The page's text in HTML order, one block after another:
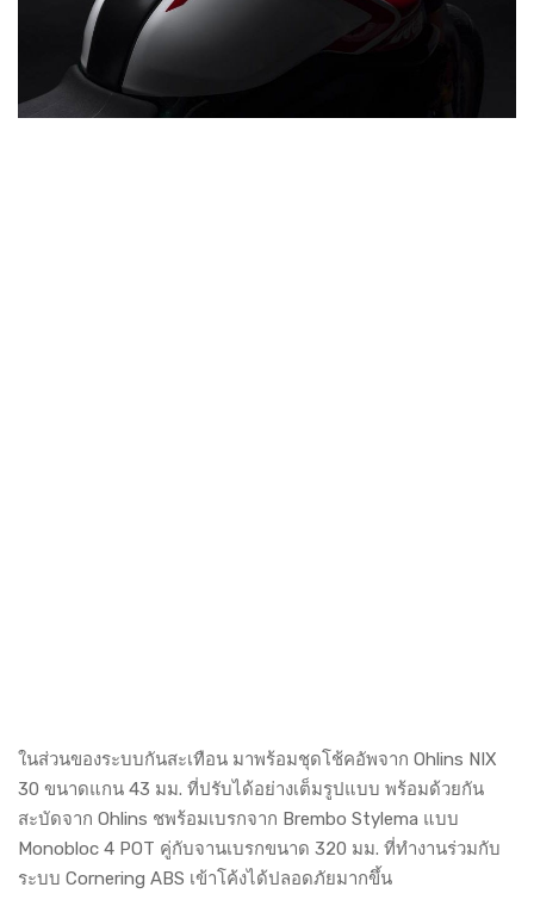
ในส่วนของระบบกันสะเทือน มาพร้อมชุดโช้คอัพจาก Ohlins NIX
30 ขนาดแกน 43 มม. ที่ปรับได้อย่างเต็มรูปแบบ พร้อมด้วยกัน
สะบัดจาก Ohlins ชพร้อมเบรกจาก Brembo Stylema แบบ
Monobloc 4 POT คู่กับจานเบรกขนาด 320 มม. ที่ทำงานร่วมกับ
ระบบ Cornering ABS เข้าโค้งได้ปลอดภัยมากขึ้น